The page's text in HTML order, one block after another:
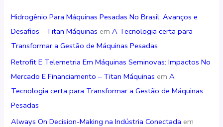
Hidrogênio Para Máquinas Pesadas No Brasil: Avanços e
Desafios - Titan Máquinas emA Tecnologia certa para
Transformar a Gestão de Máquinas Pesadas
Retrofit E Telemetria Em Máquinas Seminovas: Impactos No
Mercado E Financiamento – Titan Máquinas emA
Tecnologia certa para Transformar a Gestão de Máquinas
Pesadas
Always On Decision-Making na Indústria Conectada em